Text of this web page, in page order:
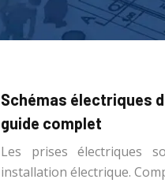
Schémas électriques
guide complet
Les prises électriques
installation électrique.